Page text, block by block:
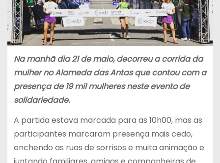
Na manhã dia 21 de maio, decorreu a corrida da
mulher no Alameda das Antas que contou com a
presença de 19 mil mulheres neste evento de
solidariedade.
A partida estava marcada para as 10h00, mas as
participantes marcaram presença mais cedo,
enchendo as ruas de sorrisos e muita animação e